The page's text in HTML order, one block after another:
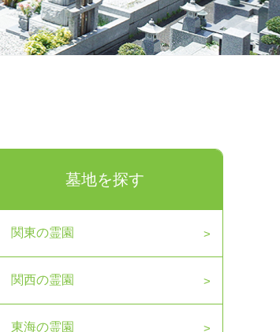
墓地を探す
関東の霊園
関西の霊園
東海の霊園